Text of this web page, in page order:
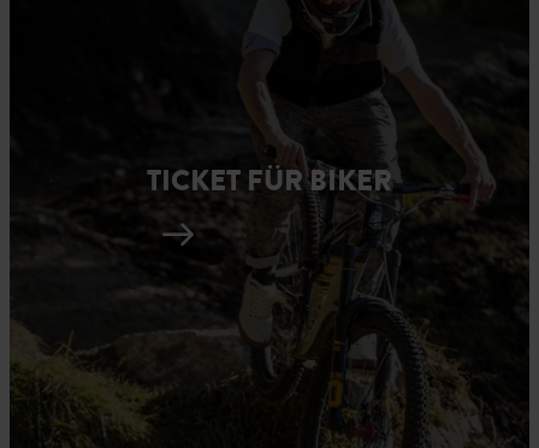
TICKET FÜR BIKER